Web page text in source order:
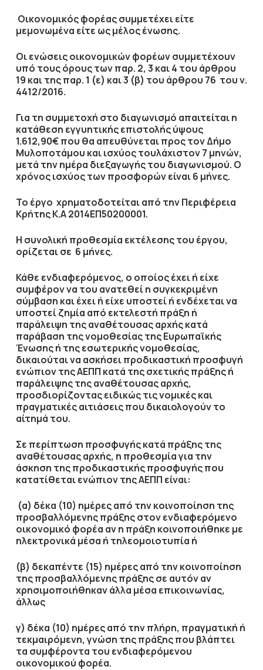
Οικονομικός φορέας συμμετέχει είτε
μεμονωμένα είτε ως μέλος ένωσης.
Οι ενώσειςοικονομικών φορέων συμμετέχουν
υπό τους όρους των παρ. 2, 3 και 4 του άρθρου
19 και της παρ. 1 (ε) και 3 (β) του άρθρου 76 του ν.
4412/2016.
Για τη συμμετοχή στο διαγωνισμό απαιτείται η
κατάθεση εγγυητικής επιστολήςύψους
1.612,90€που θα απευθύνεται προς τονΔήμο
Μυλοποτάμου και ισχύος τουλάχιστον7 μηνών,
μετά την ημέρα διεξαγωγής του διαγωνισμού. Ο
χρόνος ισχύος των προσφορών είναι6 μήνες.
Το έργο χρηματοδοτείται από τηνΠεριφέρεια
Κρήτης Κ.Α 2014ΕΠ50200001.
Η συνολική προθεσμία εκτέλεσης του έργου,
ορίζεται σε 6 μήνες.
Κάθε ενδιαφερόμενος, ο οποίος έχει ή είχε
συμφέρον να του ανατεθεί η συγκεκριμένη
σύμβαση και έχει ή είχε υποστεί ή ενδέχεται να
υποστεί ζημία από εκτελεστή πράξη ή
παράλειψη της αναθέτουσας αρχής κατά
παράβαση της νομοθεσίας της Ευρωπαϊκής
Ένωσης ή της εσωτερικής νομοθεσίας,
δικαιούται να ασκήσει προδικαστική προσφυγή
ενώπιον της ΑΕΠΠ κατά της σχετικής πράξης ή
παράλειψης της αναθέτουσας αρχής,
προσδιορίζοντας ειδικώς τις νομικές και
πραγματικές αιτιάσεις που δικαιολογούν το
αίτημά του.
Σε περίπτωση προσφυγής κατά πράξης της
αναθέτουσας αρχής, η προθεσμία για την
άσκηση της προδικαστικής προσφυγής που
κατατίθεται ενώπιον της ΑΕΠΠ είναι:
(α) δέκα (10) ημέρες από την κοινοποίηση της
προσβαλλόμενης πράξης στον ενδιαφερόμενο
οικονομικό φορέα αν η πράξη κοινοποιήθηκε με
ηλεκτρονικά μέσα ή τηλεομοιοτυπία ή
(β) δεκαπέντε (15) ημέρες από την κοινοποίηση
της προσβαλλόμενης πράξης σε αυτόν αν
χρησιμοποιήθηκαν άλλα μέσα επικοινωνίας,
άλλως
γ) δέκα (10) ημέρες από την πλήρη, πραγματική ή
τεκμαιρόμενη, γνώση της πράξης που βλάπτει
τα συμφέροντα του ενδιαφερόμενου
οικονομικού φορέα.